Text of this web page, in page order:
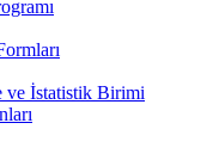
ve İstatistik Birimi